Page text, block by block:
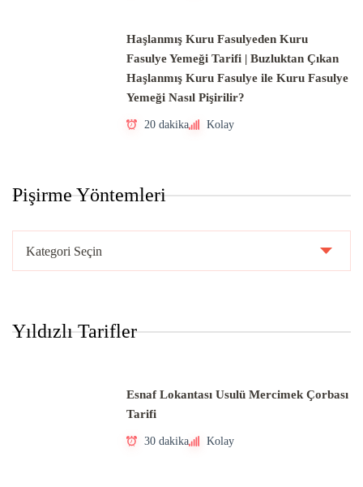
Haşlanmış Kuru Fasulyeden Kuru
Fasulye Yemeği Tarifi | Buzluktan Çıkan
Haşlanmış Kuru Fasulye ile Kuru Fasulye
Yemeği Nasıl Pişirilir?
20 dakika Kolay
Pişirme Yöntemleri
Yöntemleri
Yıldızlı Tarifler
Esnaf Lokantası Usulü Mercimek Çorbası
Tarifi
30 dakika Kolay